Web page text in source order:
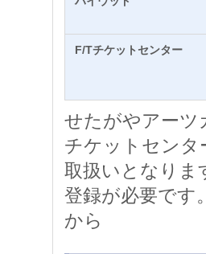
F/Tチケットセンター
せたがやアーツ
チケットセンタ
取扱いとなりま
登録が必要です
から